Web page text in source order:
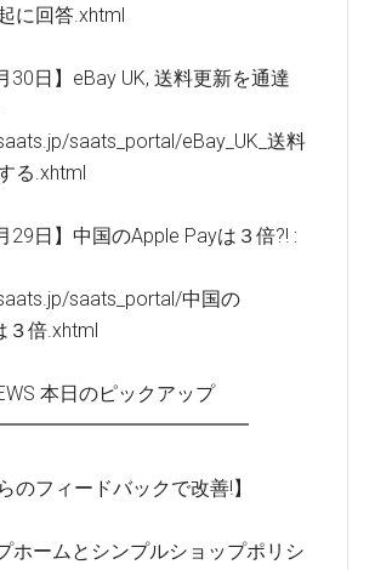
に回答.xhtml
30日】eBay UK, 送料更新を通達
saats_portal/eBay_UK_送料
る.xhtml
29日】中国のApple Payは３倍?! :
saats_portal/中国の
３倍.xhtml
本日のピックアップ
のフィードバックで改善!】
ホームとシンプルショップポリシ